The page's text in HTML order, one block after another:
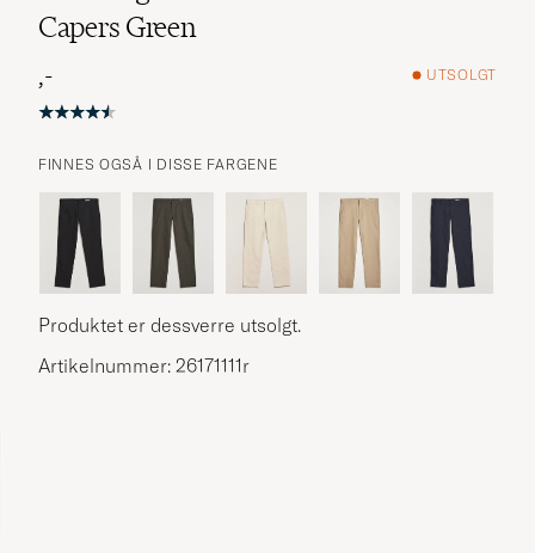
Capers Green
,-
UTSOLGT
FINNES OGSÅ I DISSE FARGENE
Produktet er dessverre utsolgt.
Artikelnummer: 26171111r